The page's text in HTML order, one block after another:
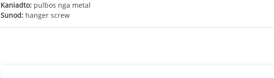
Kaniadto: pulbos nga metal
Sunod: hanger screw